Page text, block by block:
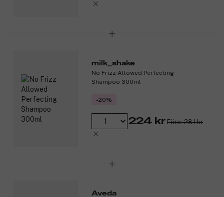
milk_shake
No Frizz Allowed Perfecting
Shampoo 300ml
-20%
224 kr Före: 281 kr
Aveda